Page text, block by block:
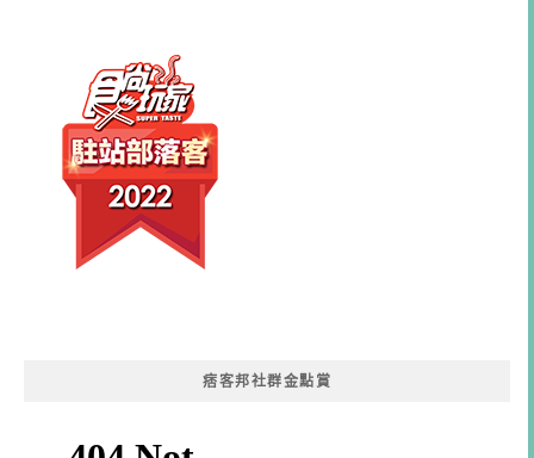
痞客邦社群金點賞